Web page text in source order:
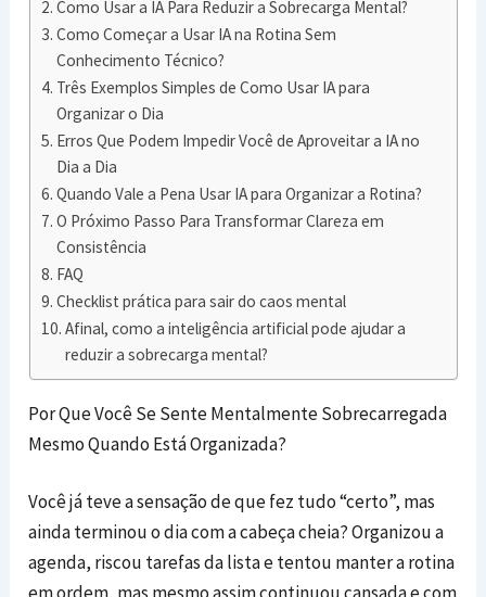
Como Usar a IA Para Reduzir a Sobrecarga Mental?
Como Começar a Usar IA na Rotina Sem
Conhecimento Técnico?
Três Exemplos Simples de Como Usar IA para
Organizar o Dia
Erros Que Podem Impedir Você de Aproveitar a IA no
Dia a Dia
Quando Vale a Pena Usar IA para Organizar a Rotina?
O Próximo Passo Para Transformar Clareza em
Consistência
FAQ
Checklist prática para sair do caos mental
Afinal, como a inteligência artificial pode ajudar a
reduzir a sobrecarga mental?
Por Que Você Se Sente Mentalmente Sobrecarregada
Mesmo Quando Está Organizada?
Você já teve a sensação de que fez tudo “certo”, mas
ainda terminou o dia com a cabeça cheia? Organizou a
agenda, riscou tarefas da lista e tentou manter a rotina